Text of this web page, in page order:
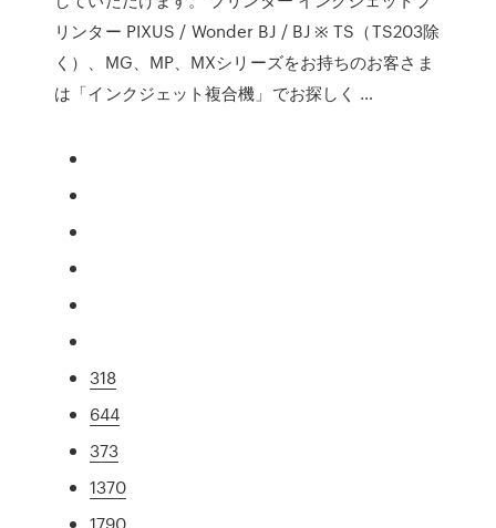
リンター PIXUS / Wonder BJ / BJ ※ TS（TS203除
く）、MG、MP、MXシリーズをお持ちのお客さま
は「インクジェット複合機」でお探しく …
318
644
373
1370
1790